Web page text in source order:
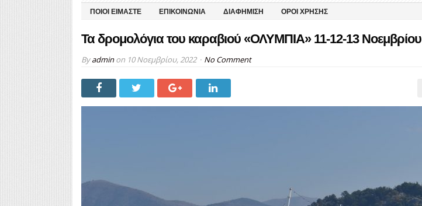
ΠΟΙΟΙ ΕΊΜΑΣΤΕ ΕΠΙΚΟΙΝΩΝΊΑ ΔΙΑΦΉΜΙΣΗ ΌΡΟΙ ΧΡΉΣΗΣ
Τα δρομολόγια του καραβιού «ΟΛΥΜΠΙΑ» 11-12-13 Νοεμβρίου
Byadminon 10 Νοεμβρίου, 2022 No Comment